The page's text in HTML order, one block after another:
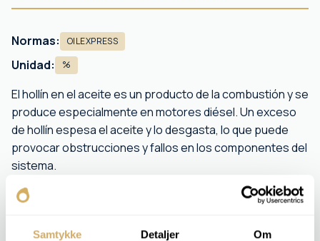
Samtykke Detaljer Om
Normas: OILEXPRESS
Unidad: %
El hollín en el aceite es un producto de la combustión y se
produce especialmente en motores diésel. Un exceso
de hollín espesa el aceite y lo desgasta, lo que puede
provocar obstrucciones y fallos en los componentes del
sistema.
El contenido de hollín se mide mediante FTIR o análisis
termogravimétrico (TGA). Evaluamos la cantidad y la
distribución de partículas.